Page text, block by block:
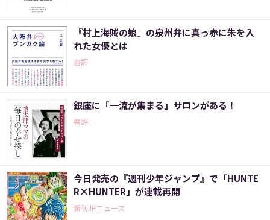
『村上海賊の娘』の泉州弁に真っ赤に朱を入
れた女優とは
書評
銀座に「一流が集まる」サロンがある！
書評
今日発売の『週刊少年ジャンプ』で「HUNTE
R×HUNTER」が連載再開
新刊JPニュース